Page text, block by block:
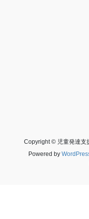
Copyright © 児童発達
Powered by